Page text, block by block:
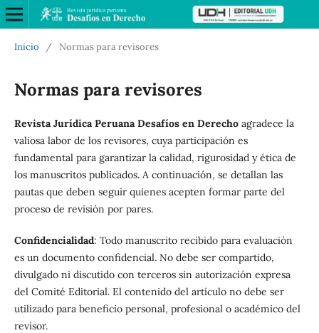
Inicio / Normas para revisores
Normas para revisores
Revista Jurídica Peruana Desafíos en Derechoagradece la
valiosa labor de los revisores, cuya participación es
fundamental para garantizar la calidad, rigurosidad y ética de
los manuscritos publicados. A continuación, se detallan las
pautas que deben seguir quienes acepten formar parte del
proceso de revisión por pares.
Confidencialidad: Todo manuscrito recibido para evaluación
es un documento confidencial. No debe ser compartido,
divulgado ni discutido con terceros sin autorización expresa
del Comité Editorial. El contenido del artículo no debe ser
utilizado para beneficio personal, profesional o académico del
revisor.